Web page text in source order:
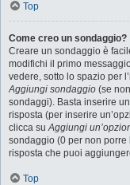
Top
Come creo un sondaggio?
Creare un sondaggio è
modifichi il primo
vedere, sotto lo spazio per
Aggiungi sondaggio (se
sondaggi). Basta inserire
risposta (per inserire
clicca suAggiungi
sondaggio (0 per non porre
risposta che puoi
Top